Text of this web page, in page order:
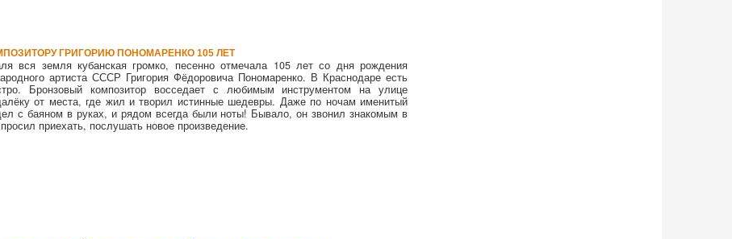
ГРИГОРИЮ ПОНОМАРЕНКО 105 ЛЕТ
вся земля кубанская громко, песенно отмечала 105 лет со дня рождения
артиста СССР Григория Фёдоровича Пономаренко. В Краснодаре есть
Бронзовый композитор восседает с любимым инструментом на улице
от места, где жил и творил истинные шедевры. Даже по ночам именитый
с баяном в руках, и рядом всегда были ноты! Бывало, он звонил знакомым в
приехать, послушать новое произведение.